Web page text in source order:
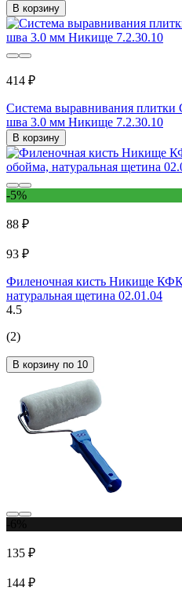
В корзину
414 ₽
Система выравнивания
шва 3.0 мм Никище 7.2.30.10
В корзину
-5%
88 ₽
93 ₽
Филеночная кисть Никище
натуральная щетина 02.01.04
4.5
(2)
В корзину по 10
135 ₽
144 ₽